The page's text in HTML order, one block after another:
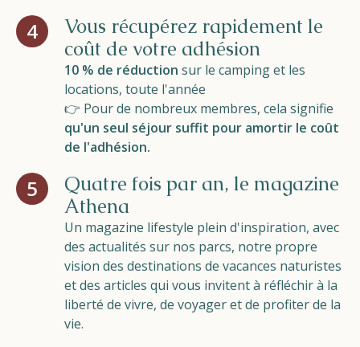
4
Vous récupérez rapidement le
coût de votre adhésion
10 % de réduction sur le camping et les
locations, toute l'année
👉 Pour de nombreux membres, cela signifie
qu'un seul séjour suffit pour amortir le coût
de l'adhésion.
5
Quatre fois par an, le magazine
Athena
Un magazine lifestyle plein d'inspiration, avec
des actualités sur nos parcs, notre propre
vision des destinations de vacances naturistes
et des articles qui vous invitent à réfléchir à la
liberté de vivre, de voyager et de profiter de la
vie.